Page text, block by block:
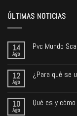
ÚLTIMAS NOTICIAS
14
Ago
Pvc Mundo
12
Ago
¿Para qué se
10
Ago
Qué es y